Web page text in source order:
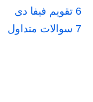
6 تقویم فیفا دی
7 سوالات متداول